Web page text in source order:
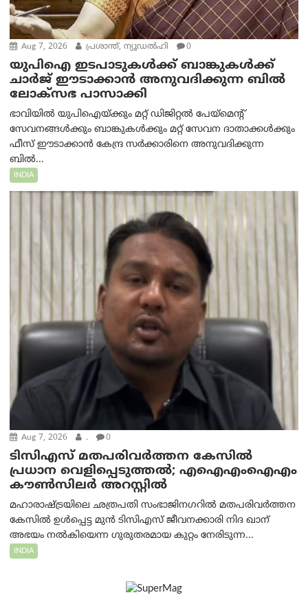
Aug 7, 2026 പ്രശാന്ത്, ന്യൂഡല്‍ഹി 0
യുപിഐ ഇടപാടുകൾക്ക് ബാങ്കുകൾക്ക്
ചാർജ് ഈടാക്കാൻ അനുവദിക്കുന്ന ബിൽ
ലോക്‌സഭ പാസാക്കി
ഭാവിയിൽ യുപിഐയ്ക്കും മറ്റ് ഡിജിറ്റൽ പേയ്‌മെന്റ്
സേവനങ്ങൾക്കും ബാങ്കുകൾക്കും മറ്റ് സേവന ദാതാക്കൾക്കും
ഫീസ് ഈടാക്കാൻ കേന്ദ്ര സർക്കാരിനെ അനുവദിക്കുന്ന
ബിൽ...
INDIA
Aug 7, 2026 . 0
ടിസിഎസ് മതപരിവർത്തന കേസിൽ
പ്രധാന വെളിപ്പെടുത്തൽ; എഐഎംഐഎം
കൗൺസിലർ അറസ്റ്റിൽ
മഹാരാഷ്ട്രയിലെ ഛത്രപതി സംഭാജിനഗറിൽ മതപരിവർത്തന
കേസിൽ ഉൾപ്പെട്ട മുൻ ടിസിഎസ് ജീവനക്കാരി നിദ ഖാന്
അഭയം നൽകിയെന്ന ഗുരുതരമായ കുറ്റം നേരിടുന്ന...
INDIA